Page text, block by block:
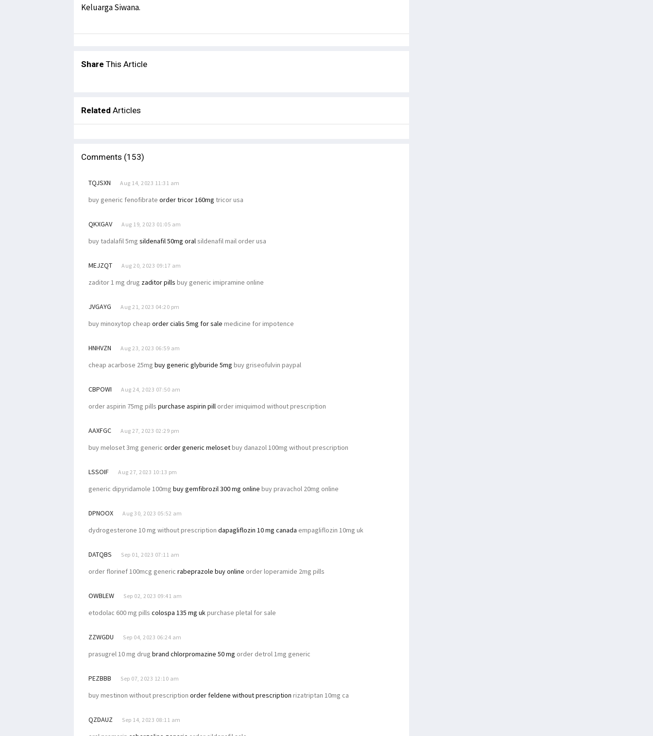
Keluarga Siwana.
Share This Article
Related Articles
Comments (153)
TQJSXN Aug 14, 2023 11:31 am
buy generic fenofibrate order tricor 160mg tricor usa
QKXGAV Aug 19, 2023 01:05 am
buy tadalafil 5mg sildenafil 50mg oralsildenafil mail order usa
MEJZQT Aug 20, 2023 09:17 am
zaditor 1 mg drug zaditor pills buy generic imipramine online
JVGAYG Aug 21, 2023 04:20 pm
buy minoxytop cheap order cialis 5mg for sale medicine for impotence
HNHVZN Aug 23, 2023 06:59 am
cheap acarbose 25mg buy generic glyburide 5mg buy griseofulvin paypal
CBPOWI Aug 24, 2023 07:50 am
order aspirin 75mg pills purchase aspirin pill order imiquimod without prescription
AAXFGC Aug 27, 2023 02:29 pm
buy meloset 3mg generic order generic melosetbuy danazol 100mg without prescription
LSSOIF Aug 27, 2023 10:13 pm
generic dipyridamole 100mg buy gemfibrozil 300 mg online buy pravachol 20mg online
DPNOOX Aug 30, 2023 05:52 am
dydrogesterone 10 mg without prescription dapagliflozin 10 mg canada empagliflozin 10mg uk
DATQBS Sep 01, 2023 07:11 am
order florinef 100mcg generic rabeprazole buy online order loperamide 2mg pills
OWBLEW Sep 02, 2023 09:41 am
etodolac 600 mg pills colospa 135 mg ukpurchase pletal for sale
ZZWGDU Sep 04, 2023 06:24 am
prasugrel 10 mg drug brand chlorpromazine 50 mg order detrol 1mg generic
PEZBBB Sep 07, 2023 12:10 am
buy mestinon without prescription order feldene without prescription rizatriptan 10mg ca
QZDAUZ Sep 14, 2023 08:11 am